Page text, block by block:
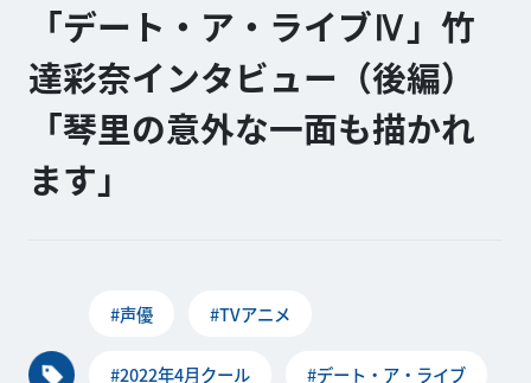
「デート・ア・ライブⅣ」竹
達彩奈インタビュー（後編）
「琴里の意外な一面も描かれ
ます」
#声優 #TVアニメ
#2022年4月クール #デート・ア・ライブ